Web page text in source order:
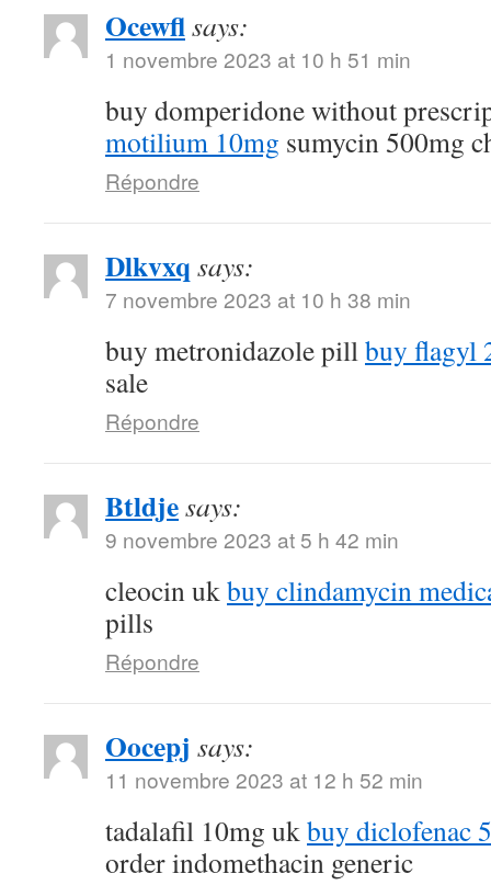
Ocewflsays:
1 novembre 2023 at 10 h 51 min
buy domperidone without
motilium 10mg sumycin 500mg
Répondre
Dlkvxq says:
7 novembre 2023 at 10 h 38 min
buy metronidazole pillbuy flagyl
sale
Répondre
Btldjesays:
9 novembre 2023 at 5 h 42 min
cleocin ukbuy clindamycin
pills
Répondre
Oocepj says:
11 novembre 2023 at 12 h 52 min
tadalafil 10mg ukbuy diclofenac
order indomethacin generic